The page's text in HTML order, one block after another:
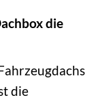
die
die